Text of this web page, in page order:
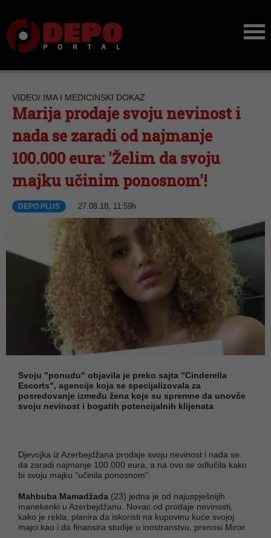
VIDEO/ IMA I MEDICINSKI DOKAZ
Marija prodaje svoju nevinost i
nada se zaradi od najmanje
100.000 eura: 'Želim da svoju
majku učinim ponosnom'!
DEPO PLUS 27.08.18, 11:59h
Svoju "ponudu" objavila je preko sajta "Cinderella
Escorts", agencije koja se specijalizovala za
posredovanje između žena koje su spremne da unovče
svoju nevinost i bogatih potencijalnih klijenata
Djevojka iz Azerbejdžana prodaje svoju nevinost i nada se
da zaradi najmanje 100.000 eura, a na ovo se odlučila kako
bi svoju majku "učinila ponosnom".
Mahbuba Mamadžada (23) jedna je od najuspješnijih
manekenki u Azerbejdžanu. Novac od prodaje nevinosti,
kako je rekla, planira da iskoristi na kupovinu kuće svojoj
majci kao i da finansira studije u inostranstvu, prenosi Miror.